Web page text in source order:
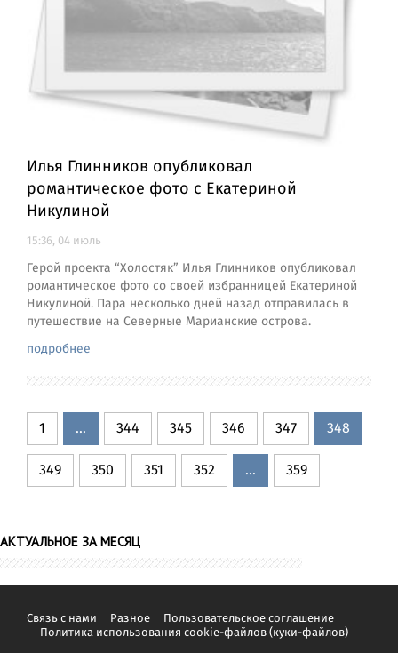
Илья Глинников опубликовал
романтическое фото с Екатериной
Никулиной
15:36, 04 июль
Герой проекта “Холостяк” Илья Глинников опубликовал
романтическое фото со своей избранницей Екатериной
Никулиной. Пара несколько дней назад отправилась в
путешествие на Северные Марианские острова.
подробнее
1 ... 344 345 346 347
348
349
350 351 352 ... 359
АКТУАЛЬНОЕ ЗА МЕСЯЦ
Связь с нами Разное Пользовательское соглашение
Политика использования cookie-файлов (куки-файлов)